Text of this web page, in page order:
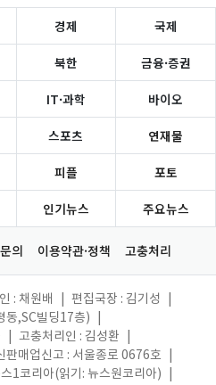
경제 국제
북한 금융·증권
IT·과학 바이오
스포츠 연재물
피플 포토
인기뉴스 주요뉴스
의 이용약관·정책 고충처리
: 채원배 편집국장 : 김기성
동,SC빌딩17층)
고충처리인 : 김성환
판매업신고 : 서울종로 0676호
1코리아(읽기: 뉴스원코리아)